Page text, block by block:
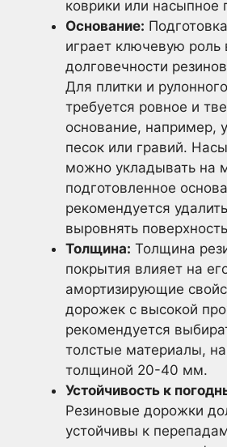
коврики или насыпное
Основание:
играет ключевую роль
долговечности
Для плитки и
требуется ровное и
основание, например,
песок или гравий.
можно укладывать на
подготовленное
рекомендуется
выровнять
Толщина: Толщина
покрытия влияет на
амортизирующие
дорожек с высокой
рекомендуется
толстые материалы,
толщиной 20-40 мм.
Устойчивость к
Резиновые дорожки
устойчивы к